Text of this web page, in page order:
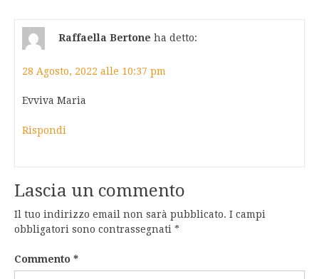
Raffaella Bertone ha detto:
28 Agosto, 2022 alle 10:37 pm
Evviva Maria
Rispondi
Lascia un commento
Il tuo indirizzo email non sarà pubblicato. I campi
obbligatori sono contrassegnati *
Commento *